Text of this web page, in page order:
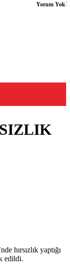
hırsızlık yaptığı
edildi.
Yorum Yok